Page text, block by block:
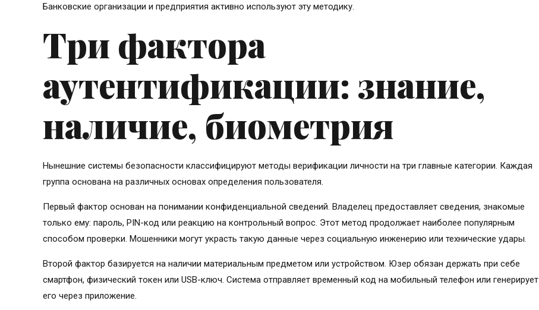
Банковские организации и предприятия активно используют эту методику.
Три фактора
аутентификации: знание,
наличие, биометрия
Нынешние системы безопасности классифицируют методы верификации личности на три главные категории. Каждая
группа основана на различных основах определения пользователя.
Первый фактор основан на понимании конфиденциальной сведений. Владелец предоставляет сведения, знакомые
только ему: пароль, PIN-код или реакцию на контрольный вопрос. Этот метод продолжает наиболее популярным
способом проверки. Мошенники могут украсть такую данные через социальную инженерию или технические удары.
Второй фактор базируется на наличии материальным предметом или устройством. Юзер обязан держать при себе
смартфон, физический токен или USB-ключ. Система отправляет временный код на мобильный телефон или генерирует
его через приложение.